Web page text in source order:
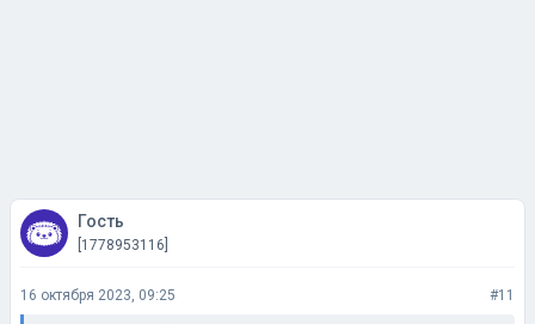
Гость
[1778953116]
16 октября 2023, 09:25 #11